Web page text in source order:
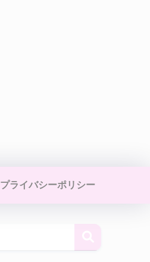
プライバシーポリシー